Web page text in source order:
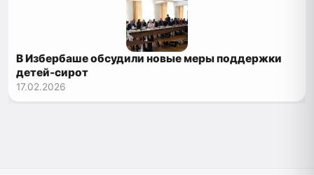
В Избербаше обсудили новые меры поддержки
детей-сирот
17.02.2026